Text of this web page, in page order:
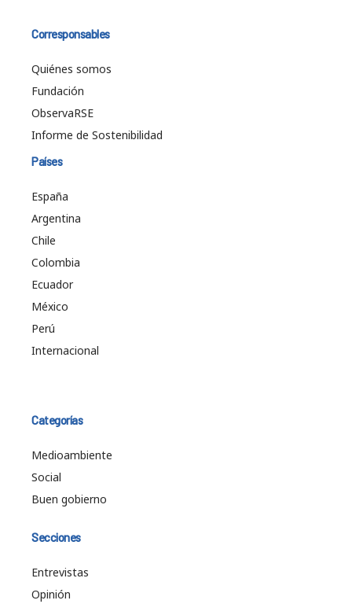
Corresponsables
Quiénes somos
Fundación
ObservaRSE
Informe de Sostenibilidad
Países
España
Argentina
Chile
Colombia
Ecuador
México
Perú
Internacional
Categorías
Medioambiente
Social
Buen gobierno
Secciones
Entrevistas
Opinión